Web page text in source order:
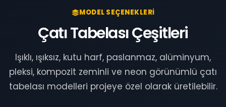
MODEL SEÇENEKLERI
Çatı Tabelası Çeşitleri
Işıklı, ışıksız, kutu harf, paslanmaz, alüminyum,
pleksi, kompozit zeminli ve neon görünümlü çatı
tabelası modelleri projeye özel olarak üretilebilir.